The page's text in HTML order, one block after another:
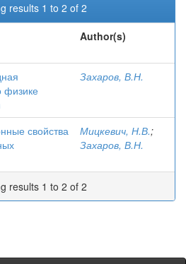
results 1 to 2 of 2
Author(s)
физике
Захаров, В.Н.
свойства
Мицкевич, Н.В.;
Захаров, В.Н.
results 1 to 2 of 2